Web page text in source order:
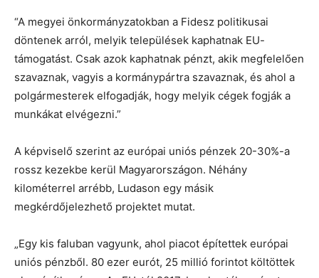
“A megyei önkormányzatokban a Fidesz politikusai
döntenek arról, melyik települések kaphatnak EU-
támogatást. Csak azok kaphatnak pénzt, akik megfelelően
szavaznak, vagyis a kormánypártra szavaznak, és ahol a
polgármesterek elfogadják, hogy melyik cégek fogják a
munkákat elvégezni.”
A képviselő szerint az európai uniós pénzek 20-30%-a
rossz kezekbe kerül Magyarországon. Néhány
kilométerrel arrébb, Ludason egy másik
megkérdőjelezhető projektet mutat.
„Egy kis faluban vagyunk, ahol piacot építettek európai
uniós pénzből. 80 ezer eurót, 25 millió forintot költöttek